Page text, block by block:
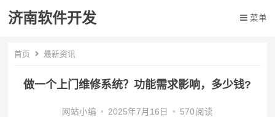
济南软件开发 菜单
首页 最新资讯
做一个上门维修系统？功能需求影响，多少钱?
网站小编 • 2025年7月16日 • 570 阅读